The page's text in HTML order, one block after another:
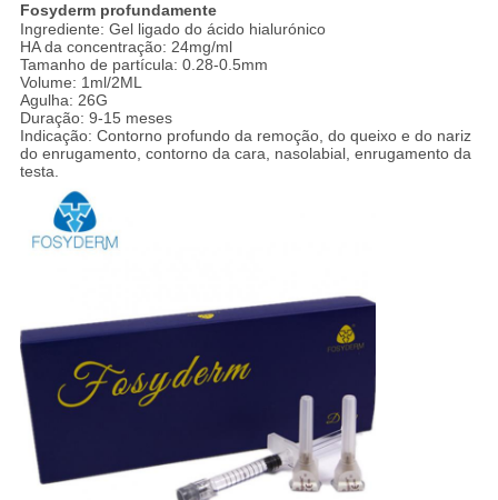
Fosyderm profundamente
Ingrediente: Gel ligado do ácido hialurónico
HA da concentração: 24mg/ml
Tamanho de partícula: 0.28-0.5mm
Volume: 1ml/2ML
Agulha: 26G
Duração: 9-15 meses
Indicação: Contorno profundo da remoção, do queixo e do nariz
do enrugamento, contorno da cara, nasolabial, enrugamento da
testa.